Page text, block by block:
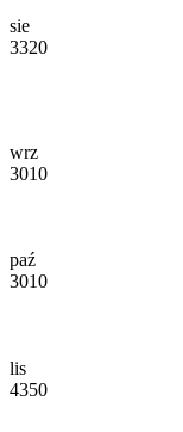
sie
3320
wrz
3010
paź
3010
lis
4350